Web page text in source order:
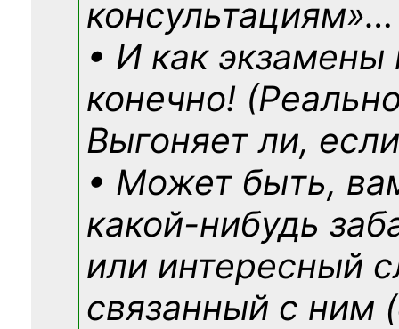
консультациям»…
• И как экзамены
конечно!
Выгоняет ли,
• Может быть,
какой-нибудь
или интересный
связанный с ним